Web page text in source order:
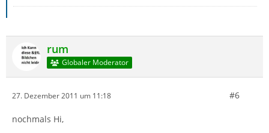
rum
Globaler Moderator
27. Dezember 2011 um 11:18 #6
nochmals Hi,